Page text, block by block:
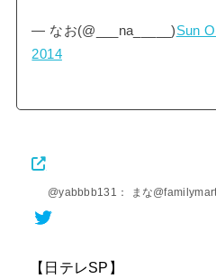
— なお(@___na_____)Sun
2014
@yabbbb131： まな
【日テレSP】